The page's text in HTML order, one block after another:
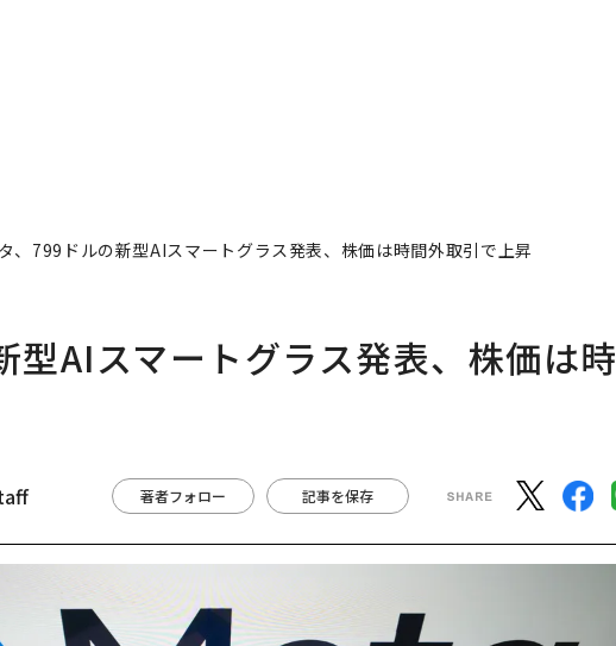
、799ドルの新型AIスマートグラス発表、株価は時間外取引で上昇
型AIスマートグラス発表、株価は時
著者フォロー 記事を保存